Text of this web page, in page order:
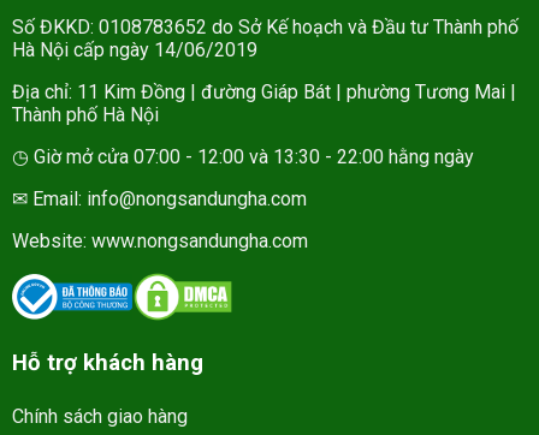
Số ĐKKD: 0108783652 do Sở Kế hoạch và Đầu tư Thành phố
Hà Nội cấp ngày 14/06/2019
Địa chỉ: 11 Kim Đồng | đường Giáp Bát | phường Tương Mai |
Thành phố Hà Nội
◷ Giờ mở cửa 07:00 - 12:00 và 13:30 - 22:00 hằng ngày
✉ Email: info@nongsandungha.com
Website: www.nongsandungha.com
Hỗ trợ khách hàng
Chính sách giao hàng